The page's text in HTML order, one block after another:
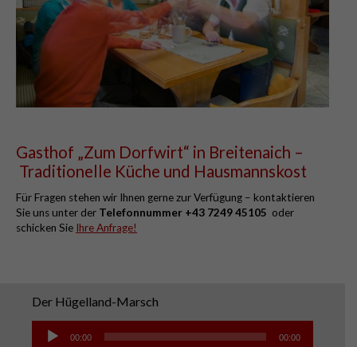
Gasthof „Zum Dorfwirt“ in Breitenaich –
Traditionelle Küche und Hausmannskost
Für Fragen stehen wir Ihnen gerne zur Verfügung – kontaktieren
Sie uns unter der Telefonnummer +43 7249 45105 oder
schicken Sie Ihre Anfrage!
Der Hügelland-Marsch
Audio-
Player
00:00 00:00